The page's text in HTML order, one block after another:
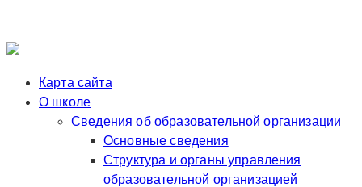
Карта сайта
О школе
Сведения об образовательной организации
Основные сведения
Структура и органы управления
образовательной организацией